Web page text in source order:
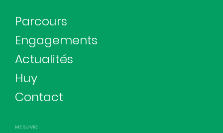
Parcours
Engagements
Actualités
Huy
Contact
ME SUIVRE